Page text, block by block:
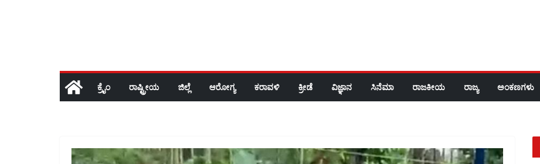
ಕ್ರೈಂ ರಾಷ್ಟ್ರೀಯ ಜಿಲ್ಲೆ ಆರೋಗ್ಯ ಕರಾವಳಿ ಕ್ರೀಡೆ ವಿಜ್ಞಾನ ಸಿನೆಮಾ ರಾಜಕೀಯ ರಾಜ್ಯ ಅಂಕಣಗಳು